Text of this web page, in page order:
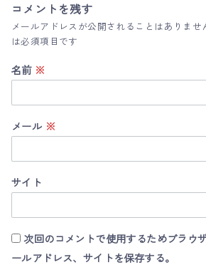
コメントを残す
メールアドレスが公開されることはありませ
は必須項目です
名前 ※
メール ※
サイト
次回のコメントで使用するためブラウ
ールアドレス、サイトを保存する。